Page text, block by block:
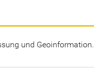
und Geoinformation.